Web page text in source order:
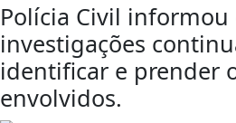
Polícia Civil informou
investigações
identificar e prender
envolvidos.